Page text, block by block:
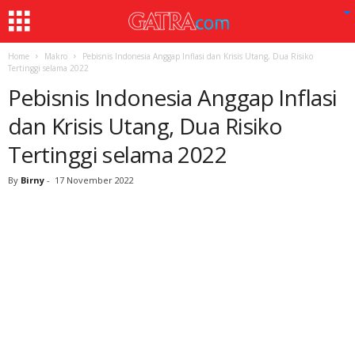
Home Makro
Pebisnis Indonesia Anggap Inflasi dan Krisis Utang, Dua Risiko
Tertinggi selama 2022
Pebisnis Indonesia Anggap Inflasi
dan Krisis Utang, Dua Risiko
Tertinggi selama 2022
By Birny - 17 November 2022